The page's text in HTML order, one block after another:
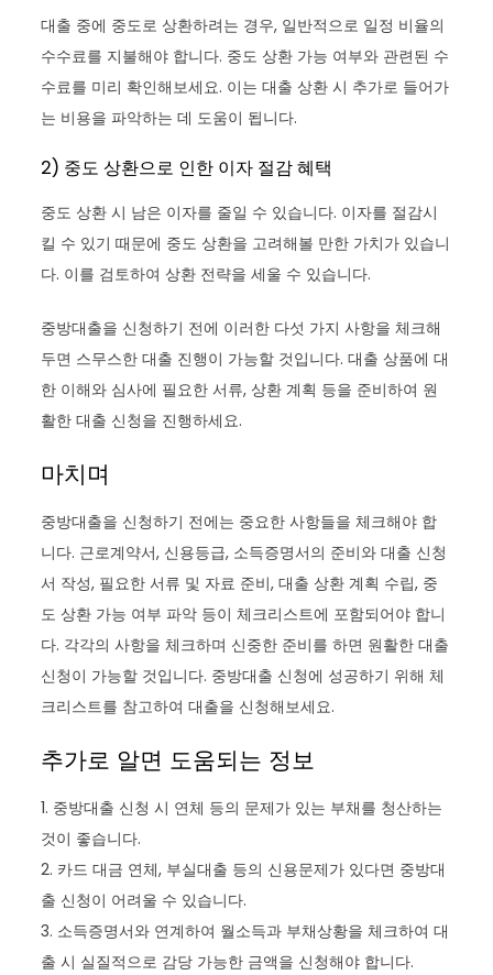
대출 중에 중도로 상환하려는 경우, 일반적으로 일정 비율의
수수료를 지불해야 합니다. 중도 상환 가능 여부와 관련된 수
수료를 미리 확인해보세요. 이는 대출 상환 시 추가로 들어가
는 비용을 파악하는 데 도움이 됩니다.
2) 중도 상환으로 인한 이자 절감 혜택
중도 상환 시 남은 이자를 줄일 수 있습니다. 이자를 절감시
킬 수 있기 때문에 중도 상환을 고려해볼 만한 가치가 있습니
다. 이를 검토하여 상환 전략을 세울 수 있습니다.
중방대출을 신청하기 전에 이러한 다섯 가지 사항을 체크해
두면 스무스한 대출 진행이 가능할 것입니다. 대출 상품에 대
한 이해와 심사에 필요한 서류, 상환 계획 등을 준비하여 원
활한 대출 신청을 진행하세요.
마치며
중방대출을 신청하기 전에는 중요한 사항들을 체크해야 합
니다. 근로계약서, 신용등급, 소득증명서의 준비와 대출 신청
서 작성, 필요한 서류 및 자료 준비, 대출 상환 계획 수립, 중
도 상환 가능 여부 파악 등이 체크리스트에 포함되어야 합니
다. 각각의 사항을 체크하며 신중한 준비를 하면 원활한 대출
신청이 가능할 것입니다. 중방대출 신청에 성공하기 위해 체
크리스트를 참고하여 대출을 신청해보세요.
추가로 알면 도움되는 정보
1. 중방대출 신청 시 연체 등의 문제가 있는 부채를 청산하는
것이 좋습니다.
2. 카드 대금 연체, 부실대출 등의 신용문제가 있다면 중방대
출 신청이 어려울 수 있습니다.
3. 소득증명서와 연계하여 월소득과 부채상황을 체크하여 대
출 시 실질적으로 감당 가능한 금액을 신청해야 합니다.